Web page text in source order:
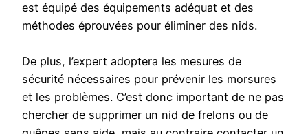
est équipé des équipements adéquat et des
méthodes éprouvées pour éliminer des nids.
De plus, l’expert adoptera les mesures de
sécurité nécessaires pour prévenir les morsures
et les problèmes. C’est donc important de ne pas
chercher de supprimer un nid de frelons ou de